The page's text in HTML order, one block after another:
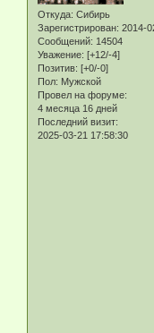
Откуда: Сибирь
Зарегистрирован: 2014-
Сообщений: 14504
Уважение: [+12/-4]
Позитив: [+0/-0]
Пол: Мужской
Провел на форуме:
4 месяца 16 дней
Последний визит:
2025-03-21 17:58:30